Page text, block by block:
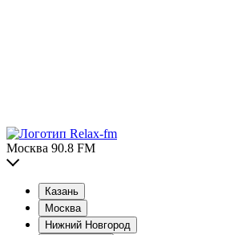
Москва 90.8 FM
Казань
Москва
Нижний Новгород